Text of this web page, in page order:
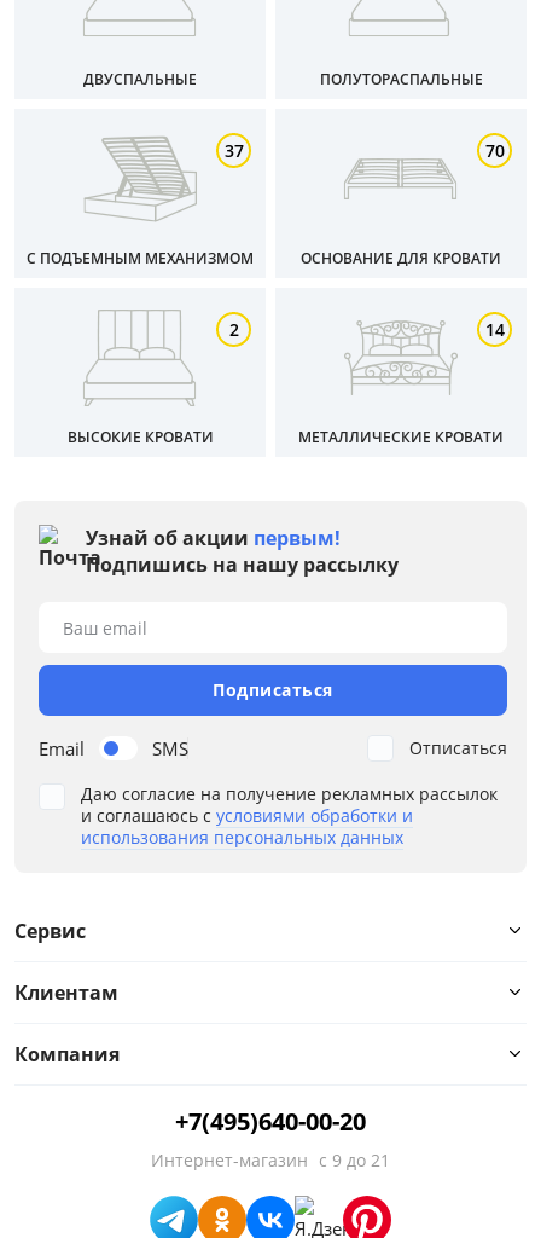
Белый
Бежевый
Коричневый
Размер
Глубина, см
от
Высота, см
до
Материал изголовья
ДВУСПАЛЬНЫЕ ПОЛУТОРАСПАЛЬНЫЕ
37
С ПОДЪЕМНЫМ МЕХАНИЗМОМ
70
ОСНОВАНИЕ ДЛЯ КРОВАТИ
2
ВЫСОКИЕ КРОВАТИ
14
МЕТАЛЛИЧЕСКИЕ КРОВАТИ
Узнай об акции первым!
Подпишись на нашу рассылку
Email SMS
Ваш email
Подписаться
Даю согласие на получение рекламных рассылок
и соглашаюсь с условиями обработки и
использования персональных данных
Отписаться
Сервис
Клиентам
Компания
+7(495)640-00-20
Интернет-магазин с 9 до 21